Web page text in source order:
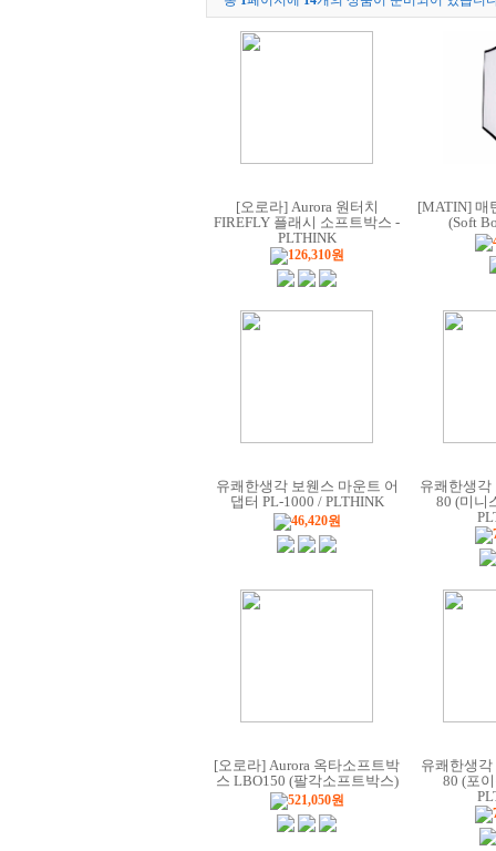
[오로라] Aurora 원터치
FIREFLY 플래시 소프트박스 -
PLTHINK
126,310원
[MATIN] 매
(Soft
유쾌한생각 보웬스 마운트 어
댑터 PL-1000 / PLTHINK
46,420원
유쾌한생각
80 (미니
[오로라] Aurora 옥타소프트박
스 LBO150 (팔각소프트박스)
521,050원
유쾌한생
80 (포